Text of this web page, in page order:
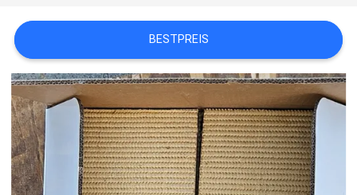
SITEMAP
PRIVACY
POLICY
BESTPREIS